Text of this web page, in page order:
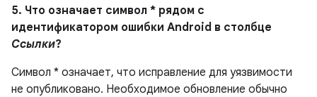
5. Что означает символ * рядом с
идентификатором ошибки Android в столбце
Ссылки?
Символ * означает, что исправление для уязвимости
не опубликовано. Необходимое обновление обычно